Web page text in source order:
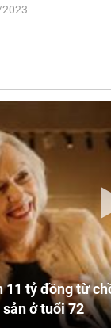
11 tỷ đồng từ
ở tuổi 72